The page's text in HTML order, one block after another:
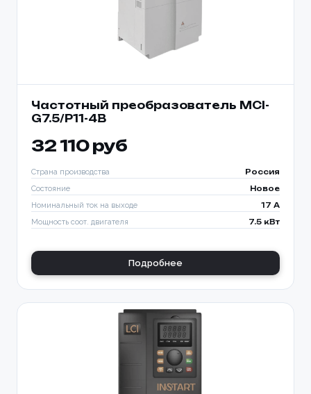
Частотный преобразователь MCI-
G7.5/P11-4B
32 110 руб
Страна производства Россия
Состояние Новое
Номинальный ток на выходе 17 A
Мощность соот. двигателя 7.5 кВт
Подробнее